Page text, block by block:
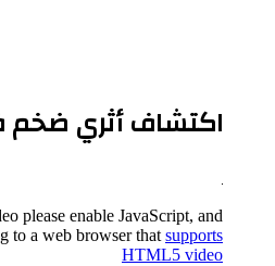
اكتشاف أثري
please enable JavaScript, and
to a web browser that supports
HTML5 video